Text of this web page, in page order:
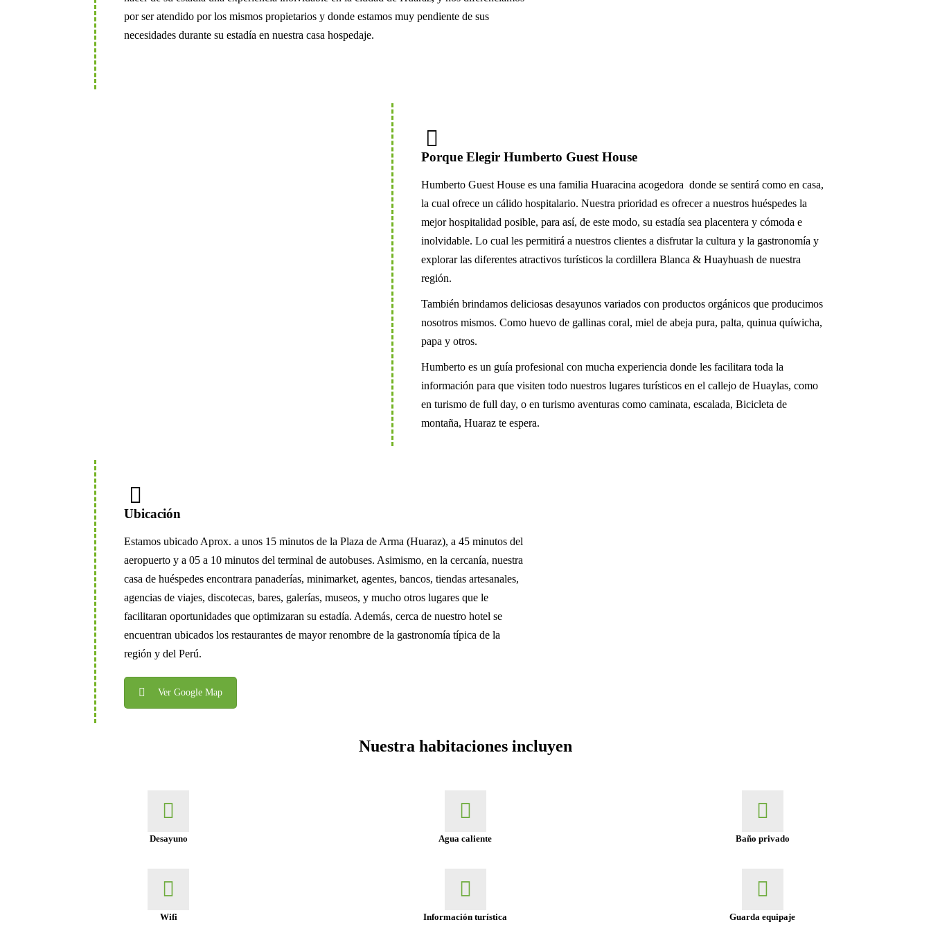
por ser atendido por los mismos propietarios y donde estamos muy pendiente de sus
necesidades durante su estadía en nuestra casa hospedaje.
Porque Elegir Humberto Guest House
Humberto Guest House es una familia Huaracina acogedora donde se sentirá como en casa,
la cual ofrece un cálido hospitalario. Nuestra prioridad es ofrecer a nuestros huéspedes la
mejor hospitalidad posible, para así, de este modo, su estadía sea placentera y cómoda e
inolvidable. Lo cual les permitirá a nuestros clientes a disfrutar la cultura y la gastronomía y
explorar las diferentes atractivos turísticos la cordillera Blanca & Huayhuash de nuestra
región.
También brindamos deliciosas desayunos variados con productos orgánicos que producimos
nosotros mismos. Como huevo de gallinas coral, miel de abeja pura, palta, quinua quíwicha,
papa y otros.
Humberto es un guía profesional con mucha experiencia donde les facilitara toda la
información para que visiten todo nuestros lugares turísticos en el callejo de Huaylas, como
en turismo de full day, o en turismo aventuras como caminata, escalada, Bicicleta de
montaña, Huaraz te espera.
Ubicación
Estamos ubicado Aprox. a unos 15 minutos de la Plaza de Arma (Huaraz), a 45 minutos del
aeropuerto y a 05 a 10 minutos del terminal de autobuses. Asimismo, en la cercanía, nuestra
casa de huéspedes encontrara panaderías, minimarket, agentes, bancos, tiendas artesanales,
agencias de viajes, discotecas, bares, galerías, museos, y mucho otros lugares que le
facilitaran oportunidades que optimizaran su estadía. Además, cerca de nuestro hotel se
encuentran ubicados los restaurantes de mayor renombre de la gastronomía típica de la
región y del Perú.
Ver Google Map
Nuestra habitaciones incluyen
Desayuno Agua caliente Baño privado
Wifi Información turística Guarda equipaje